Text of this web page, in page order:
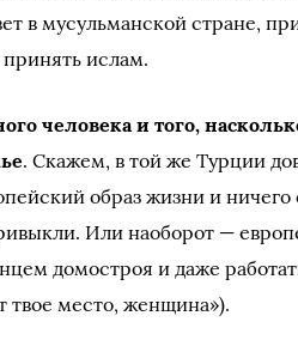
в мусульманской стране,
ислам.
человека и того,
. Скажем, в той же Турции
образ жизни и ничего
Или наоборот —
домостроя и даже
твое место, женщина»).